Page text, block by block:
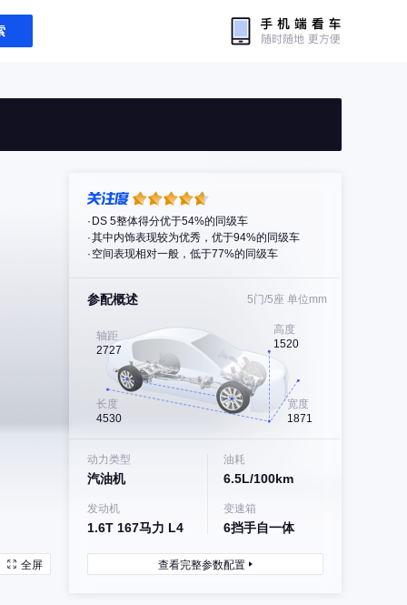
全屏
DS 5整体得分优于54%的同级车
其中内饰表现较为优秀，优于94%的同级车
空间表现相对一般，低于77%的同级车
参配概述 5门/5座 单位mm
轴距
2727
高度
1520
长度
4530
宽度
1871
动力类型
汽油机
油耗
6.5L/100km
发动机
1.6T 167马力 L4
变速箱
6挡手自一体
查看完整参数配置